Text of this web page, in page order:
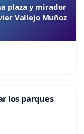
plaza y mirador
Vallejo Muñoz
los parques